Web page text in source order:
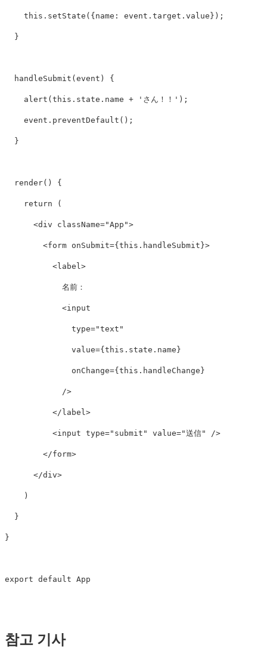
this . setState ({name : event . target . value});
}
handleSubmit (event ) {
alert (this . state . name + ' さん！！ ' );
event . preventDefault ();
}
render() {
return (
<div className="App">
<form onSubmit={this . handleSubmit}>
<label >
            名前：
<input
type="text"
value={this . state . name}
onChange={this . handleChange}
/>
</label >
<input type="submit" value="送信" />
</form>
</div>
)
}
}
export default App
참고 기사